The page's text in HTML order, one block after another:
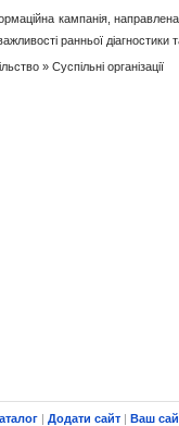
кампанія,
ранньої діагностики
» Суспільні організації
| Додати сайт | Ваш